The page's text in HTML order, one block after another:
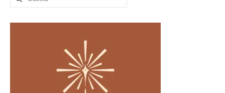
por: